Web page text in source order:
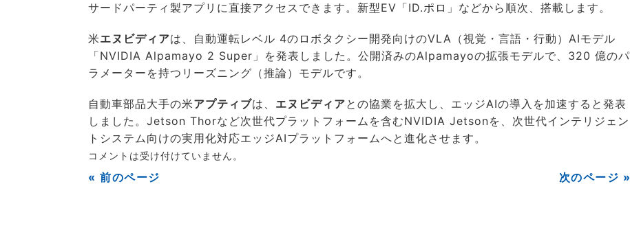
サードパーティ製アプリに直接アクセスできます。新型EV「ID.ポロ」などから順次、搭載します。
米エヌビディアは、自動運転レベル 4のロボタクシー開発向けのVLA（視覚・言語・行動）AIモデル
「NVIDIA Alpamayo 2 Super」を発表しました。公開済みのAlpamayoの拡張モデルで、320 億のパ
ラメーターを持つリーズニング（推論）モデルです。
自動車部品大手の米アプティブは、 エヌビディアとの協業を拡大し、エッジAIの導入を加速すると発表
しました。Jetson Thorなど次世代プラットフォームを含むNVIDIA Jetsonを、次世代インテリジェン
トシステム向けの実用化対応エッジAIプラットフォームへと進化させます。
コメントは受け付けていません。
« 前のページ 次のページ »